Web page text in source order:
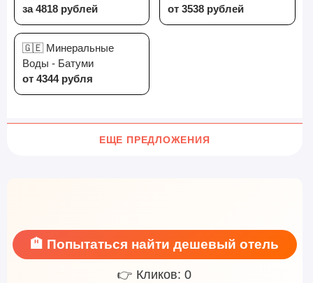
за 4818 рублей
от 3538 рублей
🇬🇪 Минеральные
Воды - Батуми
от 4344 рубля
ЕЩЕ ПРЕДЛОЖЕНИЯ
🏨 Попытаться найти дешевый отель
👉 Кликов: 0